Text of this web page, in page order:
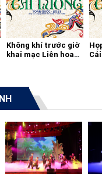
Không khí trước giờ
khai mạc Liên hoan